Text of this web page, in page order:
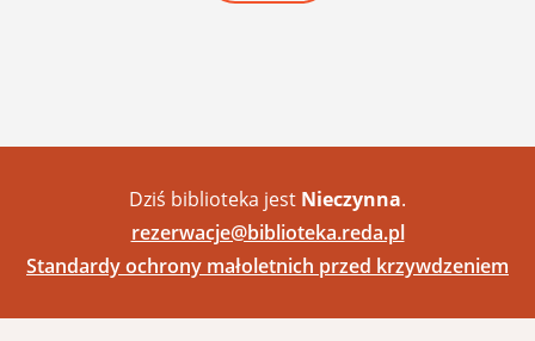
Dziś biblioteka jest Nieczynna.
rezerwacje@biblioteka.reda.pl
Standardy ochrony małoletnich przed krzywdzeniem